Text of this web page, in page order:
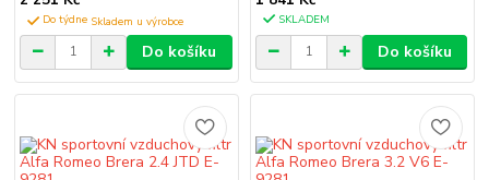
Do týdne
Do košíku
SKLADEM
Do košíku